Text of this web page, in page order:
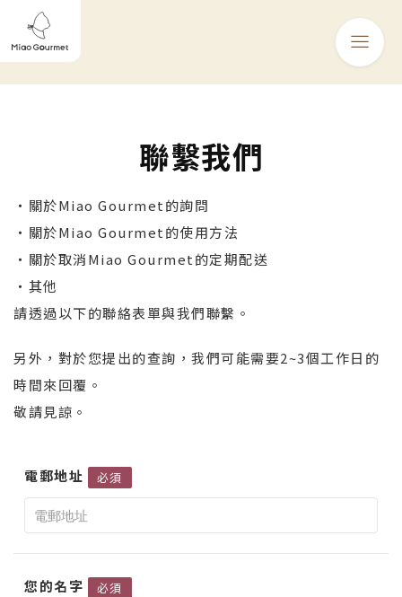
聯繫我們
・關於Miao Gourmet的詢問
・關於Miao Gourmet的使用方法
・關於取消Miao Gourmet的定期配送
・其他
請透過以下的聯絡表單與我們聯繫。
另外，對於您提出的查詢，我們可能需要2~3個工作日的
時間來回覆。
敬請見諒。
電郵地址 必須
您的名字 必須